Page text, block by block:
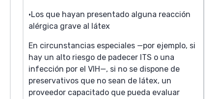
Los que hayan presentado alguna reacción
alérgica grave al látex
En circunstancias especiales —por ejemplo, si
hay un alto riesgo de padecer ITS o una
infección por el VIH—, si no se dispone de
preservativos que no sean de látex, un
proveedor capacitado que pueda evaluar